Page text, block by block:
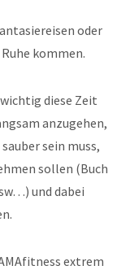
oder
kommen.
diese Zeit
anzugehen,
sein muss,
sollen (Buch
und dabei
extrem